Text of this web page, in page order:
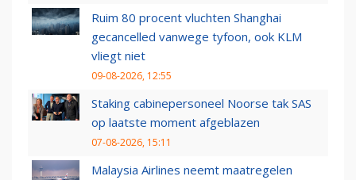
Ruim 80 procent vluchten Shanghai
gecancelled vanwege tyfoon, ook KLM
vliegt niet
09-08-2026, 12:55
Staking cabinepersoneel Noorse tak SAS
op laatste moment afgeblazen
07-08-2026, 15:11
Malaysia Airlines neemt maatregelen